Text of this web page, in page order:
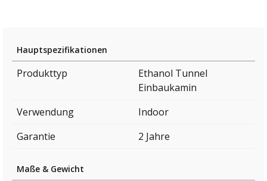
Hauptspezifikationen
Produkttyp
Ethanol Tunnel
Einbaukamin
Verwendung
Indoor
Garantie
2 Jahre
Maße & Gewicht